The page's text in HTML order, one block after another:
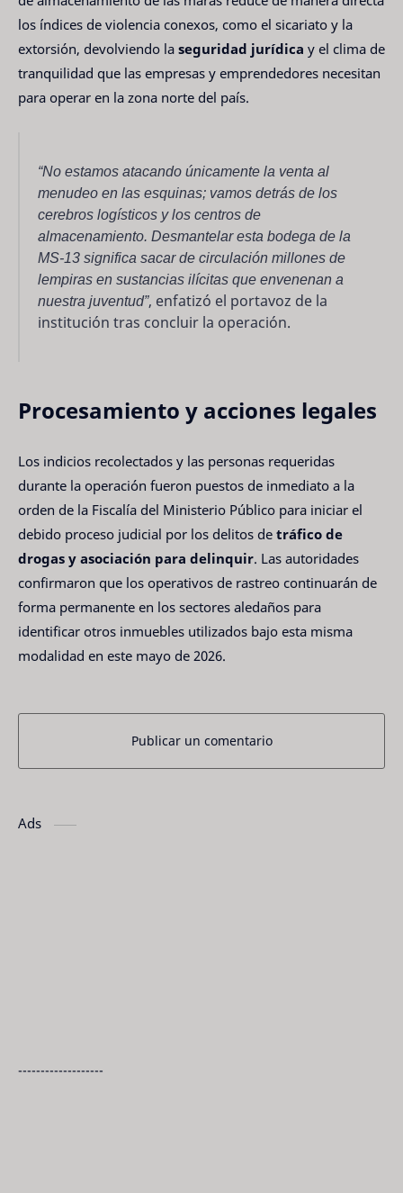
los índices de violencia conexos, como el sicariato y la
extorsión, devolviendo la seguridad jurídica y el clima de
tranquilidad que las empresas y emprendedores necesitan
para operar en la zona norte del país.
“No estamos atacando únicamente la venta al
menudeo en las esquinas; vamos detrás de los
cerebros logísticos y los centros de
almacenamiento. Desmantelar esta bodega de la
MS-13 significa sacar de circulación millones de
lempiras en sustancias ilícitas que envenenan a
nuestra juventud”, enfatizó el portavoz de la
institución tras concluir la operación.
Procesamiento y acciones legales
Los indicios recolectados y las personas requeridas
durante la operación fueron puestos de inmediato a la
orden de la Fiscalía del Ministerio Público para iniciar el
debido proceso judicial por los delitos de tráfico de
drogas y asociación para delinquir. Las autoridades
confirmaron que los operativos de rastreo continuarán de
forma permanente en los sectores aledaños para
identificar otros inmuebles utilizados bajo esta misma
modalidad en este mayo de 2026.
Publicar un comentario
Ads
-------------------